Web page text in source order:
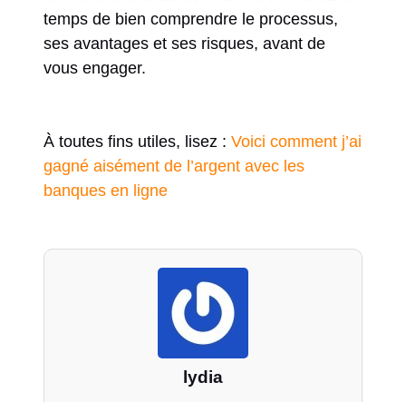
temps de bien comprendre le processus,
ses avantages et ses risques, avant de
vous engager.
À toutes fins utiles, lisez : Voici comment j’ai
gagné aisément de l’argent avec les
banques en ligne
lydia